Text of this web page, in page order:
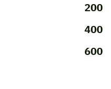
200
400
600